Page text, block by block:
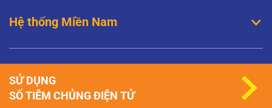
Hệ thống Miền Nam
SỬ DỤNG
SỔ TIÊM CHỦNG ĐIỆN TỬ